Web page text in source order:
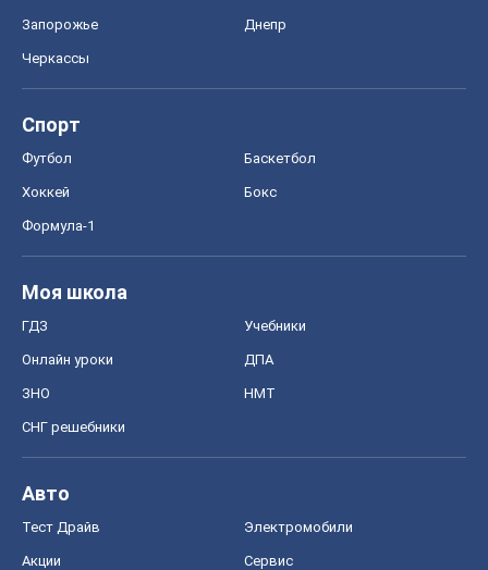
Запорожье Днепр
Черкассы
Спорт
Футбол Баскетбол
Хоккей Бокс
Формула-1
Моя школа
ГДЗ Учебники
Онлайн уроки ДПА
ЗНО НМТ
СНГ решебники
Авто
Тест Драйв Электромобили
Акции Сервис